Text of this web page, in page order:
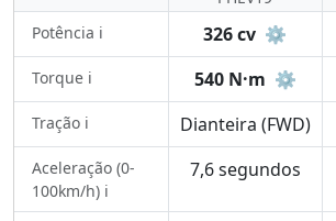
Potência ℹ️
326 cv ⚙️
Torque ℹ️ 540 N·m ⚙️
Tração ℹ️ Dianteira (FWD)
Aceleração (0-
100km/h) ℹ️
7,6 segundos